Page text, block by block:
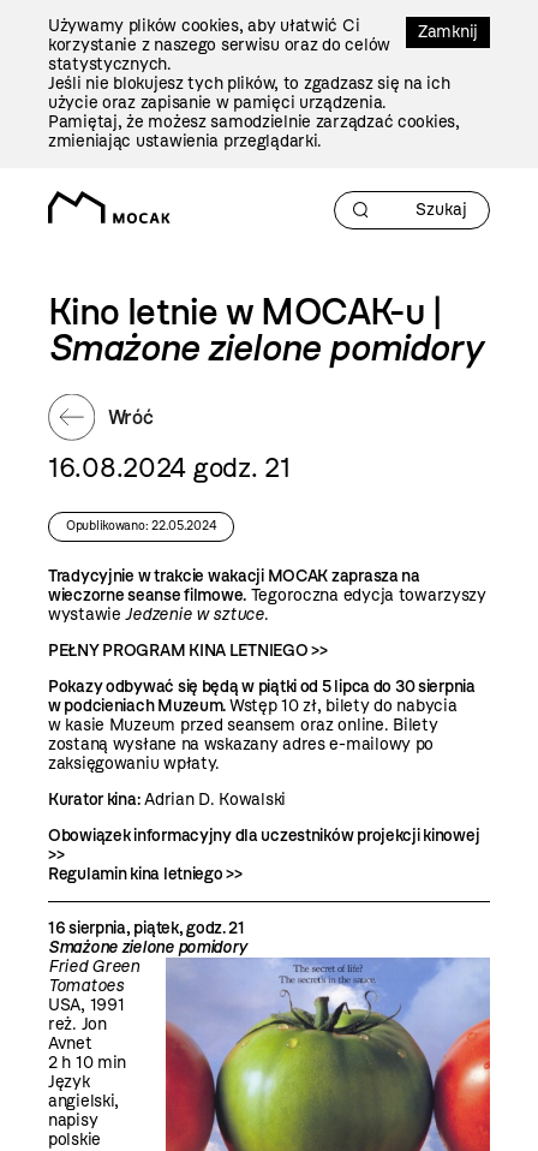
Zamknij
Używamy plików cookies, aby ułatwić Ci
korzystanie z naszego serwisu oraz do celów
statystycznych.
Jeśli nie blokujesz tych plików, to zgadzasz się na ich
użycie oraz zapisanie w pamięci urządzenia.
Pamiętaj, że możesz samodzielnie zarządzać cookies,
zmieniając ustawienia przeglądarki.
Kino letnie w MOCAK-u |
Smażone zielone pomidory
Wróć
16.08.2024 godz. 21
Opublikowano: 22.05.2024
Tradycyjnie w trakcie wakacji MOCAK zaprasza na
wieczorne seanse filmowe. Tegoroczna edycja towarzyszy
wystawieJedzenie w sztuce.
PEŁNY PROGRAM KINA LETNIEGO >>
Pokazy odbywać się będą w piątki od 5 lipca do 30 sierpnia
w podcieniach Muzeum.Wstęp 10 zł, bilety do nabycia
w kasie Muzeum przed seansem orazonline. Bilety
zostaną wysłane na wskazany adres e-mailowy po
zaksięgowaniu wpłaty.
Kurator kina:Adrian D. Kowalski
Obowiązek informacyjny dla uczestników projekcji kinowej
>>
Regulamin kina letniego>>
16 sierpnia, piątek, godz. 21
Smażone zielone pomidory
Fried Green
Tomatoes
USA, 1991
reż. Jon
Avnet
2 h 10 min
Język
angielski,
napisy
polskie